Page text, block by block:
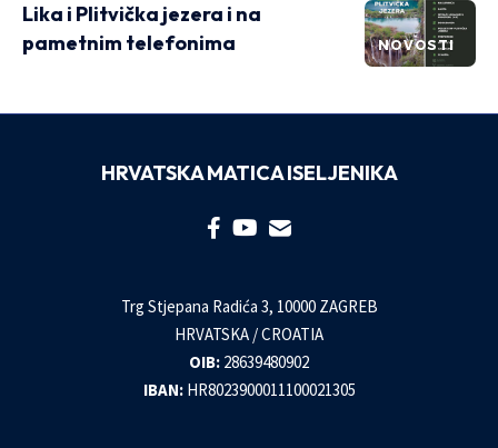
NOVOSTI
Lika i Plitvička jezera i na
pametnim telefonima
HRVATSKA MATICA ISELJENIKA
Trg Stjepana Radića 3, 10000 ZAGREB
HRVATSKA / CROATIA
OIB: 28639480902
IBAN: HR8023900011100021305